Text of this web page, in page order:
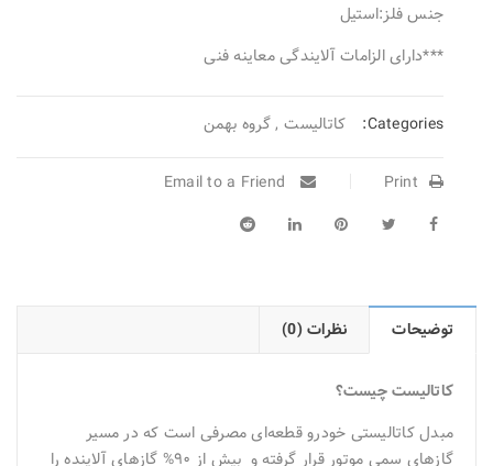
جنس فلز:استیل
***دارای الزامات آلایندگی معاینه فنی
Categories: کاتالیست ,گروه بهمن
Print
توضیحات نظرات (0)
کاتالیست چیست؟
مبدل کاتالیستی خودرو قطعه‌ای مصرفی است که در مسیر
گازهای سمی موتور قرار گرفته و بیش از ۹۰% گازهای آلاینده را